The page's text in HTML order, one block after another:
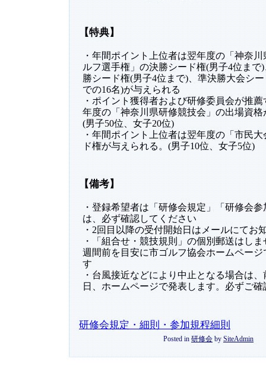
【特典】
・年間ポイント上位者は翌年度の「神奈
ルフ選手権」の決勝シード権(男子4位まで
勝シード権(男子4位まで)、準決勝大会シ
での16名)が与えられる
・ポイント獲得者および研修委員会が推
年度の「神奈川県研修競技会」の出場資
(男子50位、女子20位)
・年間ポイント上位者は翌年度の「市民
ド権が与えられる。(男子10位、女子5位)
【備考】
・登録希望者は「研修会規定」「研修会参
は、必ず確認してください
・2回目以降の受付開始日はメールにてお
・「組合せ・競技規則」の個別郵送はしま
週間前を目安に市ゴルフ協会ホームペー
す
・台風接近などにより中止となる場合は、
日、ホームページで発表します。必ずご確
研修会規定・細則・参加規程細則
Posted in研修会bySiteAdmin